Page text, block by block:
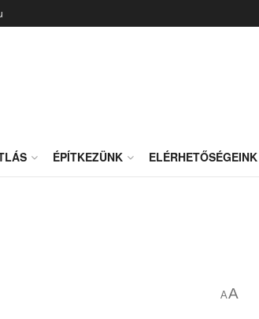
ÉPÍTKEZÜNK ELÉRHETŐSÉGEINK
AA